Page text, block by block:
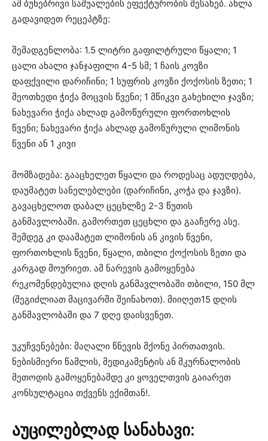
ამ ბუნებრივი საშუალების ეფექტურობის შესახებ. ახლა
გადავიდეთ რეცეპტზე:
შემადგენლობა: 1.5 ლიტრი გაფილტრული წყალი; 1
ცალი ახალი ჯანჯაფილი 4-5 სმ; 1 ჩაის კოვზი
დაფქვილი დარიჩინი; 1 სუფრის კოვზი ქოქოსის ზეთი; 1
მეოთხედი ჭიქა მოცვის წვენი; 1 მწიკვი გახეხილი ჯავზი;
ნახევარი ჭიქა ახლად გამოწურული ფორთოხლის
წვენი; ნახევარი ჭიქა ახლად გამოწურული ლიმონის
წვენი ან 1 კივი
მომზადება: გააცხელეთ წყალი და როდესაც ადუღდება,
დაუმატეთ სანელებლები (დარიჩინი, კოჭა და ჯავზი).
გავაცხელოთ დაბალ ცეცხლზე 2-3 წუთის
განმავლობაში. გამორთეთ ცეცხლი და გააჩერე ასე.
შემდეგ კი დაამატეთ ლიმონის ან კივის წვენი,
ფორთოხლის წვენი, წყალი, თბილი ქოქოსის ზეთი და
კარგად მოურიეთ. ამ ნარევის გამოყენება
რეკომენდებულია დღის განმავლობაში თბილი, 150 მლ
(შეგიძლიათ მაცივარში შეინახოთ). მიიღეთ15 დღის
განმავლობაში და 7 დღე დაისვენეთ.
უკუჩვენებები: მაღალი წნევის მქონე პირთათვის.
ნებისმიერი წამლის, მედიკამენტის ან მკურნალობის
მეთოდის გამოყენებამდე კი ყოველთვის გაიარეთ
კონსულტაცია თქვენს ექიმთან!.
აუცილებლად სანახავი: